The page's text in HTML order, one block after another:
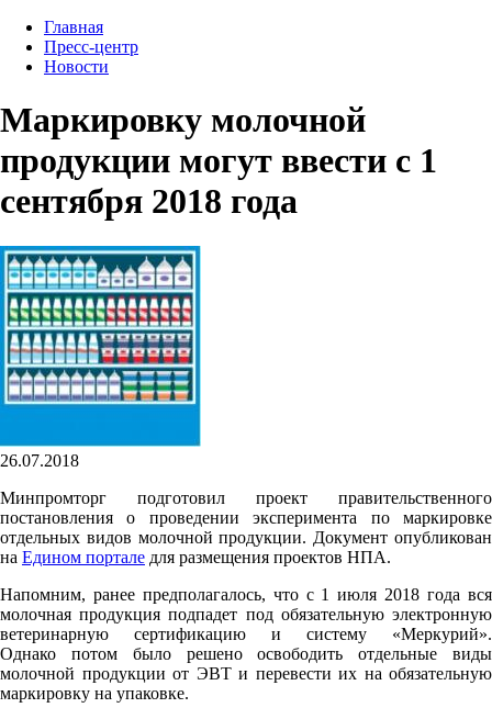
Главная
Пресс-центр
Новости
Маркировку молочной
продукции могут ввести с 1
сентября 2018 года
26.07.2018
Минпромторг подготовил проект правительственного
постановления о проведении эксперимента по маркировке
отдельных видов молочной продукции. Документ опубликован
на Едином портале для размещения проектов НПА.
Напомним, ранее предполагалось, что с 1 июля 2018 года вся
молочная продукция подпадет под обязательную электронную
ветеринарную сертификацию и систему «Меркурий».
Однако потом было решено освободить отдельные виды
молочной продукции от ЭВТ и перевести их на обязательную
маркировку на упаковке.